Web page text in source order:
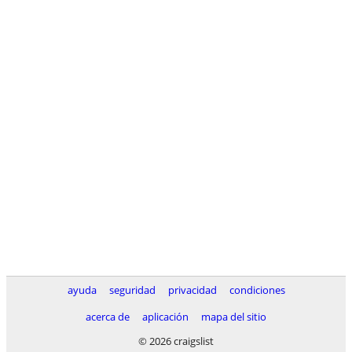
ayuda seguridad privacidad
condiciones
acerca de
aplicación
mapa del sitio
© 2026 craigslist